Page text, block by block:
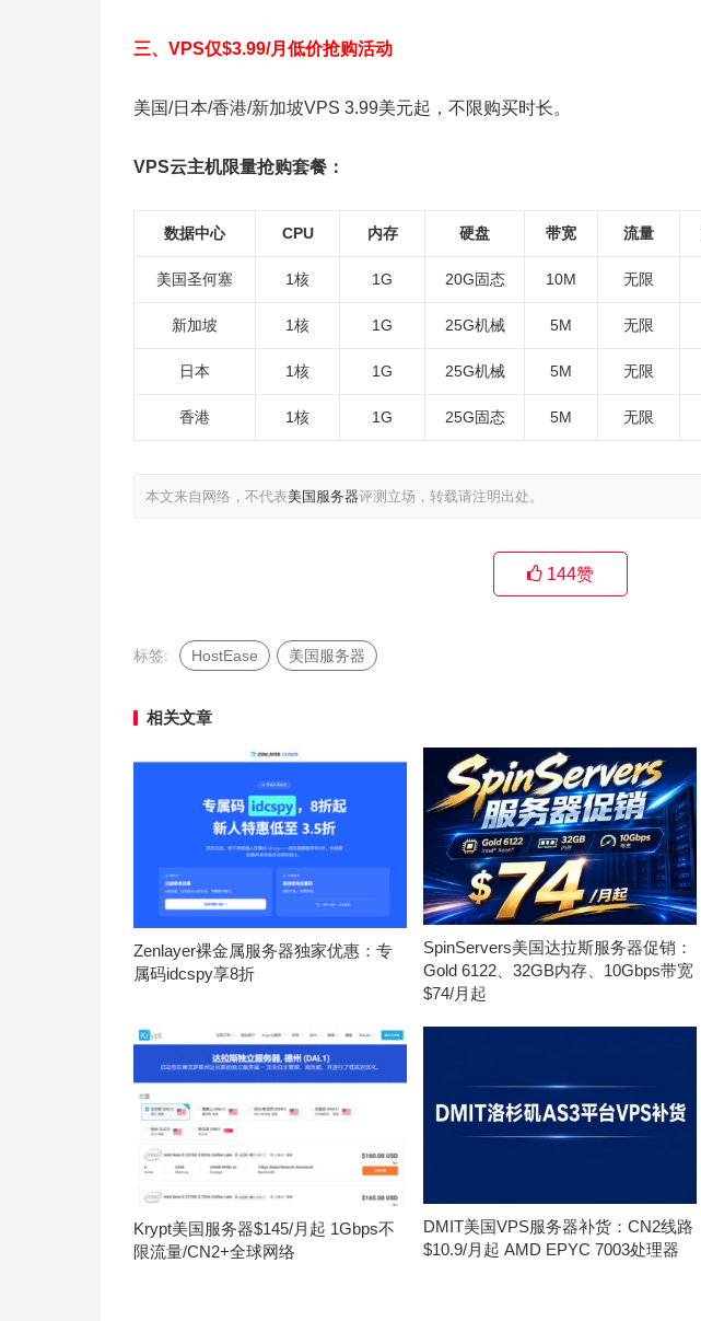
三、VPS仅$3.99/月低价抢购活动
美国/日本/香港/新加坡VPS 3.99美元起，不限购买时长。
VPS云主机限量抢购套餐：
数据中心 CPU 内存 硬盘 带宽 流量
美国圣何塞 1核 1G 20G固态 10M 无限
新加坡 1核 1G 25G机械 5M 无限
日本 1核 1G 25G机械 5M 无限
香港 1核 1G 25G固态 5M 无限
本文来自网络，不代表美国服务器评测立场，转载请注明出处。
144赞
标签: HostEase 美国服务器
相关文章
Zenlayer裸金属服务器独家优惠：专
属码idcspy享8折
SpinServers美国达拉斯服务器促销：
Gold 6122、32GB内存、10Gbps带宽
$74/月起
Krypt美国服务器$145/月起 1Gbps不
限流量/CN2+全球网络
DMIT美国VPS服务器补货：CN2线路
$10.9/月起 AMD EPYC 7003处理器